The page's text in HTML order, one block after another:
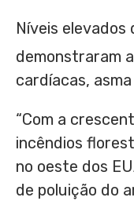
Níveis elevados
demonstraram
cardíacas,
“Com a
incêndios
no oeste dos
de poluição do